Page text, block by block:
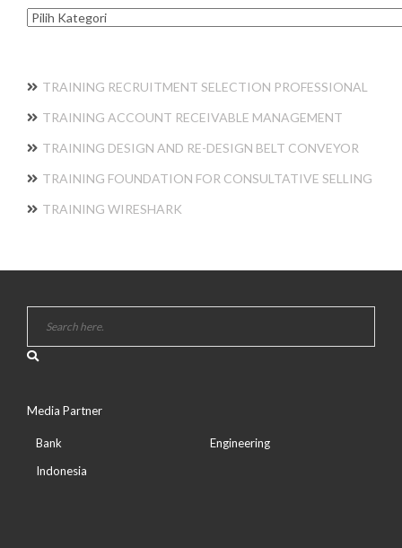
Kategori
TRAINING RECRUITMENT SELECTION PROFESSIONAL
TRAINING ACCOUNT RECEIVABLE MANAGEMENT
TRAINING DESIGN AND RE-DESIGN BELT CONVEYOR
TRAINING FOUNDATION FOR CONSULTATIVE SELLING
TRAINING WIRESHARK
Media Partner
Bank
Indonesia
Engineering